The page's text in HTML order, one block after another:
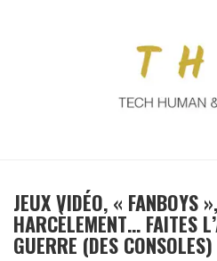
JEUX VIDÉO, « FANBOYS
HARCÈLEMENT… FAITES
GUERRE (DES CONSOLES)